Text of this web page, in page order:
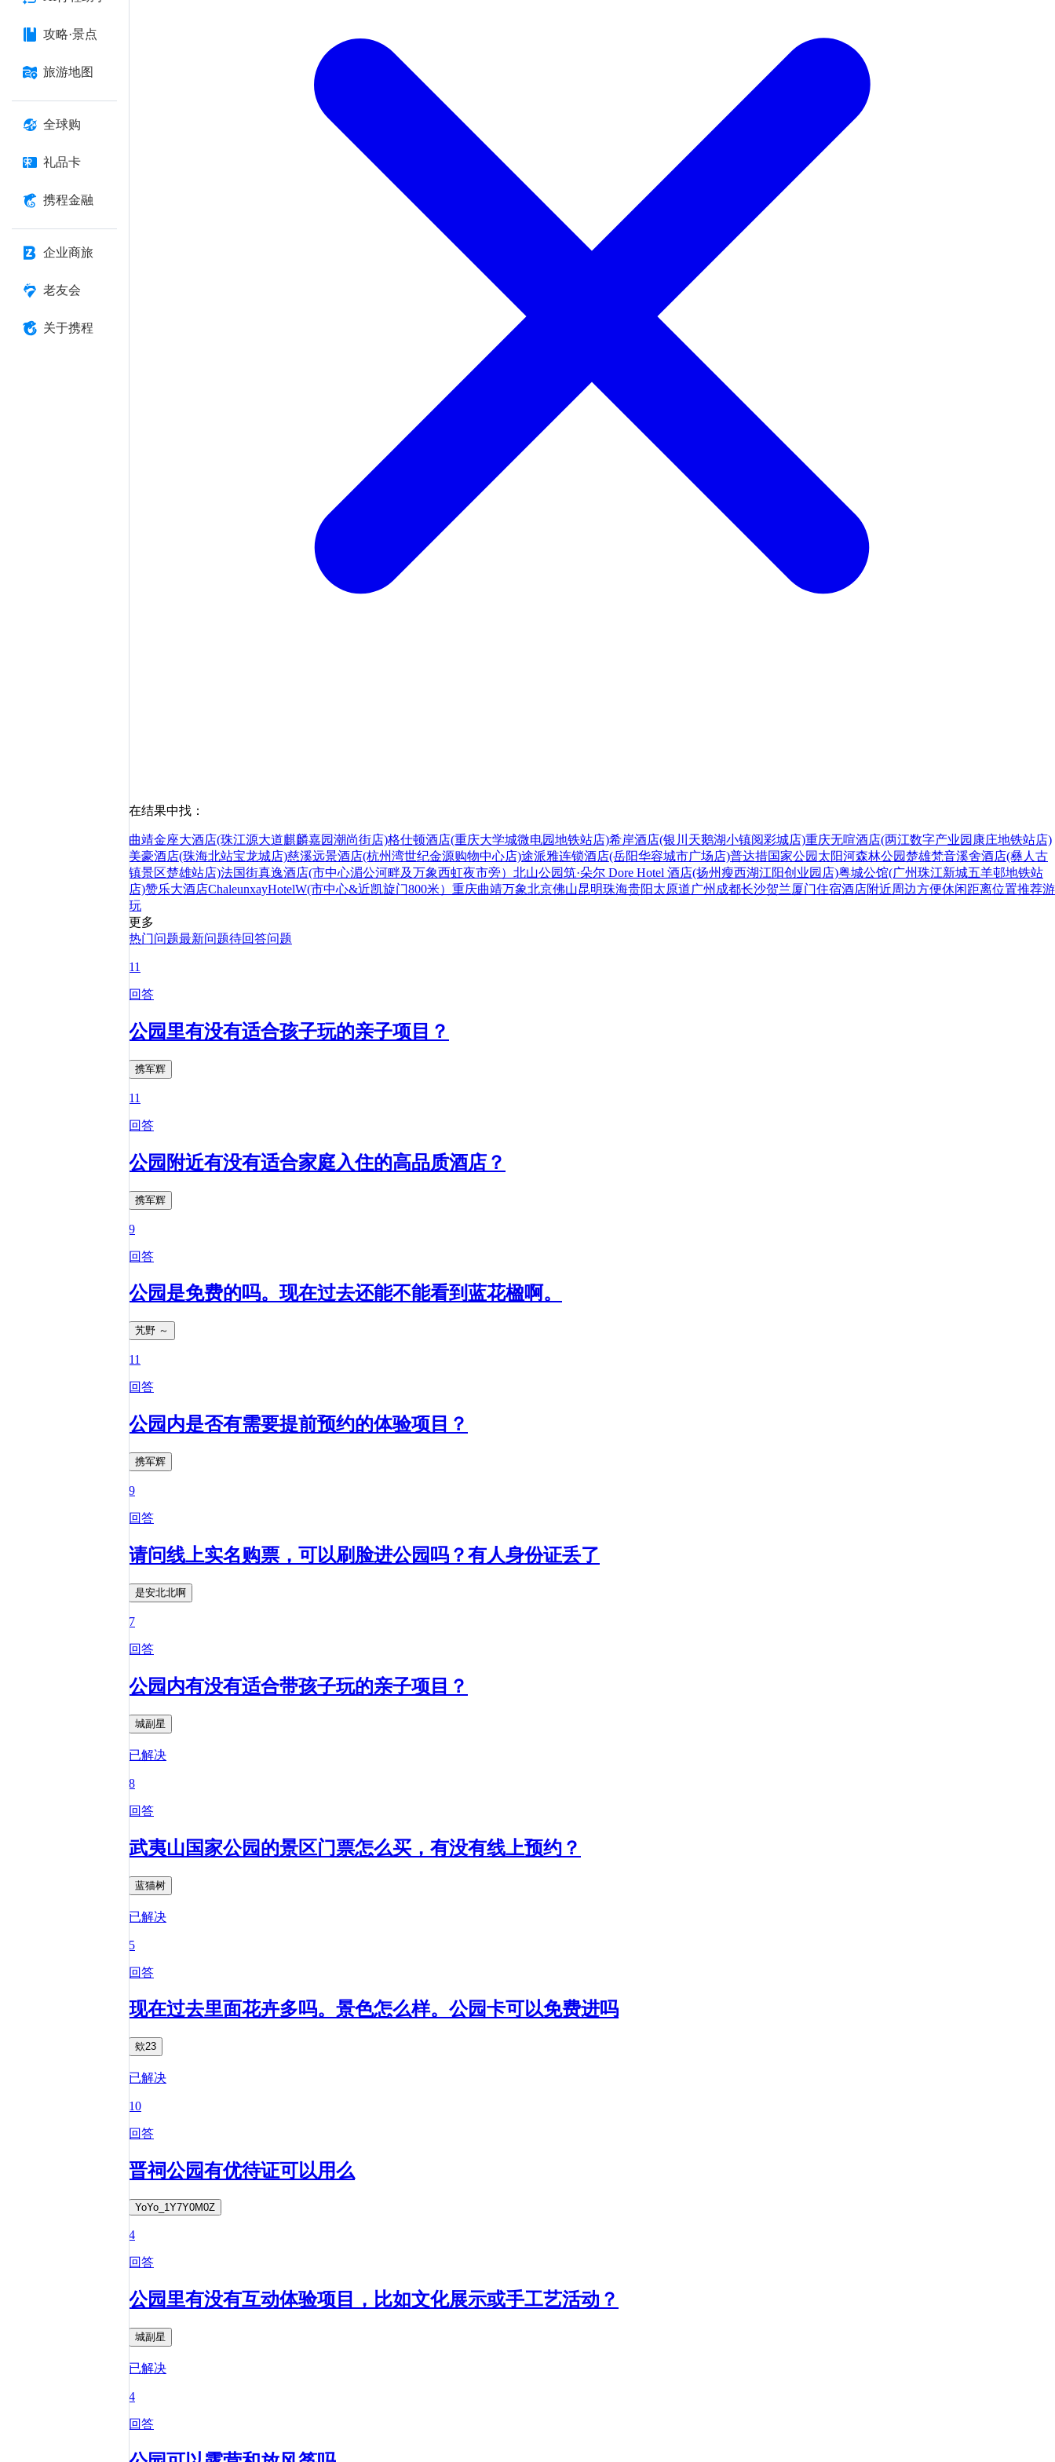
攻略·景点
旅游地图
全球购
礼品卡
携程金融
企业商旅
老友会
关于携程
在结果中找：
曲靖金座大酒店(珠江源大道麒麟嘉园潮尚街店)格仕顿酒店(重庆大学城微电园地铁站店)希岸酒店(银川天鹅湖小镇阅彩城店)重庆无喧酒店(两江数字产业园康庄地铁站店)
美豪酒店(珠海北站宝龙城店)慈溪远景酒店(杭州湾世纪金源购物中心店)途派雅连锁酒店(岳阳华容城市广场店)普达措国家公园 太阳河森林公园楚雄梵音溪舍酒店(彝人古
镇景区楚雄站店)法国街真逸酒店(市中心湄公河畔及万象西虹夜市旁） 北山公园筑·朵尔 Dore Hotel 酒店(扬州瘦西湖江阳创业园店)粤城公馆(广州珠江新城五羊邨地铁站
店)赞乐大酒店ChaleunxayHotelW(市中心&近凯旋门800米） 重庆曲靖万象北京佛山昆明珠海贵阳太原道广州 成都长沙贺兰厦门住宿酒店附近周边方便休闲距离位置推荐游
玩
更多
热门问题最新问题待回答问题
11
回答
公园里有没有适合孩子玩的亲子项目？
携军辉
11
回答
公园附近有没有适合家庭入住的高品质酒店？
携军辉
9
回答
公园是免费的吗。现在过去还能不能看到蓝花楹啊。
艽野 ～
11
回答
公园内是否有需要提前预约的体验项目？
携军辉
9
回答
请问线上实名购票，可以刷脸进公园吗？有人身份证丢了
是安北北啊
7
回答
公园内有没有适合带孩子玩的亲子项目？
城副星
已解决
8
回答
武夷山国家公园的景区门票怎么买，有没有线上预约？
蓝猫树
已解决
5
回答
现在过去里面花卉多吗。景色怎么样。公园卡可以免费进吗
欸23
已解决
10
回答
晋祠公园有优待证可以用么
YoYo_1Y7Y0M0Z
4
回答
公园里有没有互动体验项目，比如文化展示或手工艺活动？
城副星
已解决
4
回答